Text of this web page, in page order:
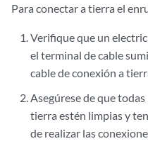
Para conectar a tierra el
Verifique que un
el terminal de cable
cable de conexión a
Asegúrese de que
tierra estén limpias y
de realizar las